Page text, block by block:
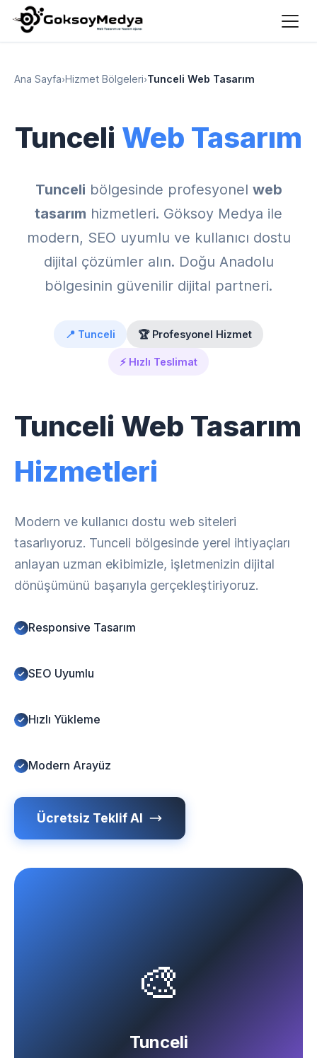
Ana Sayfa›Hizmet Bölgeleri›Tunceli Web Tasarım
Tunceli Web Tasarım
Tunceli bölgesinde profesyonel web
tasarım hizmetleri. Göksoy Medya ile
modern, SEO uyumlu ve kullanıcı dostu
dijital çözümler alın. Doğu Anadolu
bölgesinin güvenilir dijital partneri.
📍 Tunceli 🏆 Profesyonel Hizmet
⚡ Hızlı Teslimat
Tunceli Web Tasarım
Hizmetleri
Modern ve kullanıcı dostu web siteleri
tasarlıyoruz. Tunceli bölgesinde yerel ihtiyaçları
anlayan uzman ekibimizle, işletmenizin dijital
dönüşümünü başarıyla gerçekleştiriyoruz.
Responsive Tasarım
SEO Uyumlu
Hızlı Yükleme
Modern Arayüz
Ücretsiz Teklif Al
🎨
Tunceli